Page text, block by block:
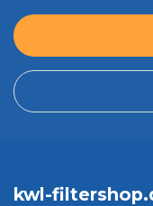
kwl-